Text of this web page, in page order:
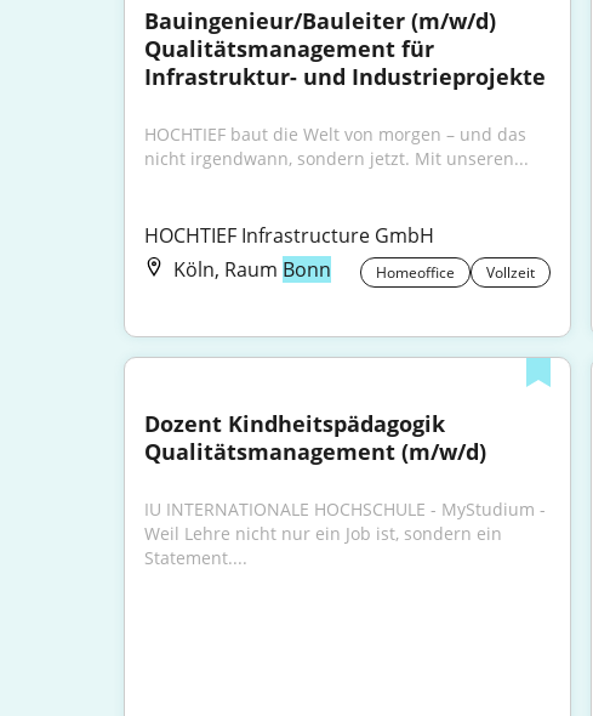
Bauingenieur/Bauleiter (m/w/d)
Qualitätsmanagement für
Infrastruktur- und Industrieprojekte
HOCHTIEF baut die Welt von morgen – und das
nicht irgendwann, sondern jetzt. Mit unseren...
HOCHTIEF Infrastructure GmbH
Köln, Raum Bonn Homeoffice Vollzeit
Dozent Kindheitspädagogik
Qualitätsmanagement (m/w/d)
IU INTERNATIONALE HOCHSCHULE - MyStudium -
Weil Lehre nicht nur ein Job ist, sondern ein
Statement....